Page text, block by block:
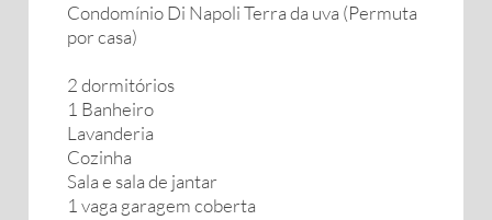
Condomínio Di Napoli Terra da uva (Permuta
por casa)
2 dormitórios
1 Banheiro
Lavanderia
Cozinha
Sala e sala de jantar
1 vaga garagem coberta